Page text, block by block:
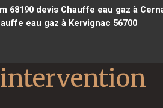
68190devis Chauffe eau gaz à
eau gaz à Kervignac 56700